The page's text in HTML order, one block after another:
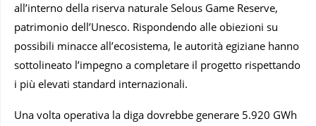
all’interno della riserva naturale Selous Game Reserve,
patrimonio dell’Unesco. Rispondendo alle obiezioni su
possibili minacce all’ecosistema, le autorità egiziane hanno
sottolineato l’impegno a completare il progetto rispettando
i più elevati standard internazionali.
Una volta operativa la diga dovrebbe generare 5.920 GWh